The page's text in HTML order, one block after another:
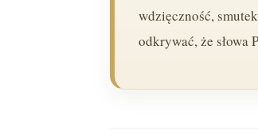
wdzięczność,
odkrywać, że słowa